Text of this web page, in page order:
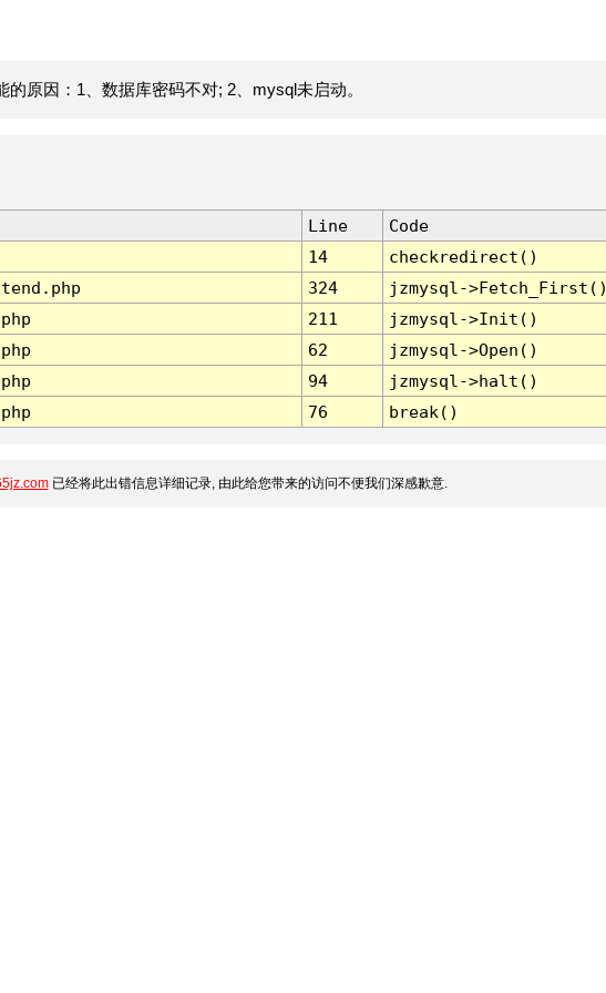
原因：1、数据库密码不对; 2、mysql未启动。
Line
Code
14
checkredirect()
324
jzmysql-
211
jzmysql->Init()
62
jzmysql->Open()
94
jzmysql->halt()
76 break()
已经将此出错信息详细记录, 由此给您带来的访问不便我们深感歉意.